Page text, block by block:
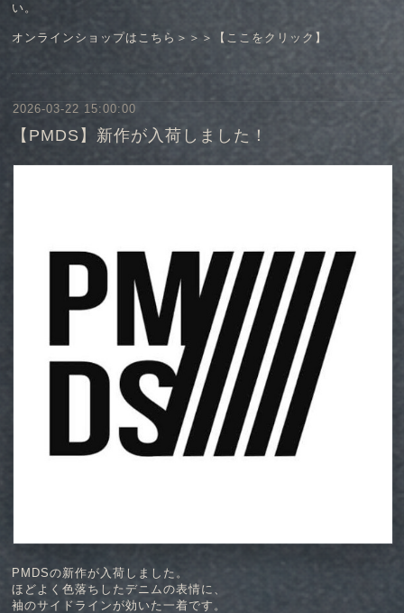
い。
オンラインショップはこちら＞＞＞【 ここをクリック 】
2026-03-22 15:00:00
【PMDS】新作が入荷しました！
PMDSの新作が入荷しました。
ほどよく色落ちしたデニムの表情に、
袖のサイドラインが効いた一着です。